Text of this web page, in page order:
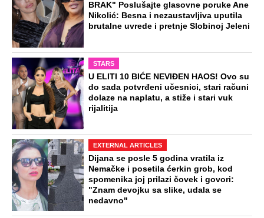
BRAK" Poslušajte glasovne poruke Ane
Nikolić: Besna i nezaustavljiva uputila
brutalne uvrede i pretnje Slobinoj Jeleni
STARS
U ELITI 10 BIĆE NEVIĐEN HAOS! Ovo su
do sada potvrđeni učesnici, stari računi
dolaze na naplatu, a stiže i stari vuk
rijalitija
EXTERNAL ARTICLES
Dijana se posle 5 godina vratila iz
Nemačke i posetila ćerkin grob, kod
spomenika joj prilazi čovek i govori:
"Znam devojku sa slike, udala se
nedavno"